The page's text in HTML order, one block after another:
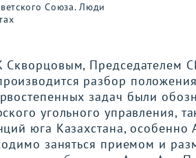
Союза. Люди
Председателем
разбор
задач были
угольного управления,
юга Казахстана,
заняться приемом и